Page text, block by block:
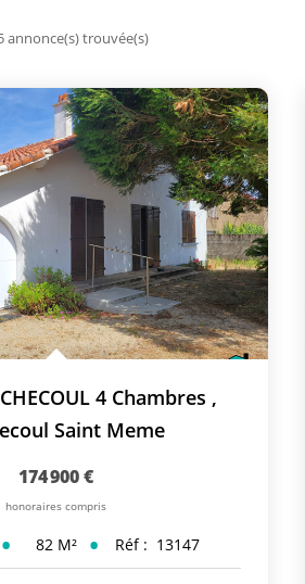
annonce(s) trouvée(s)
4 Chambres ,
Saint Meme
174 900 €
honoraires compris
82 M² Réf : 13147